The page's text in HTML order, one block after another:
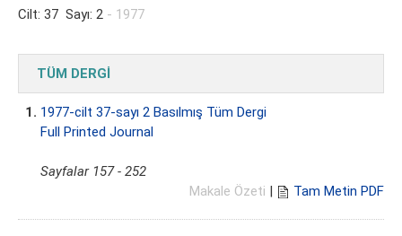
Cilt: 37 Sayı: 2 - 1977
TÜM DERGİ
1. 1977-cilt 37-sayı 2 Basılmış Tüm Dergi
Full Printed Journal
Sayfalar 157 - 252
Makale Özeti | Tam Metin PDF